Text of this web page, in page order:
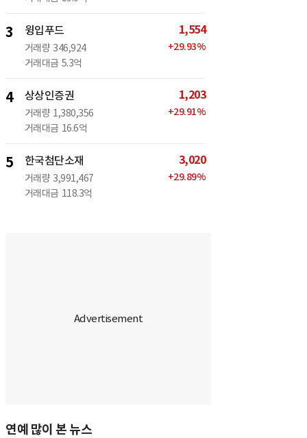
3 윙입푸드
거래량 346,924
거래대금 5.3억
1,554
+29.93%
4 상상인증권
거래량 1,380,356
거래대금 16.6억
1,203
+29.91%
5 한국첨단소재
거래량 3,991,467
거래대금 118.3억
3,020
+29.89%
연예 많이 본 뉴스